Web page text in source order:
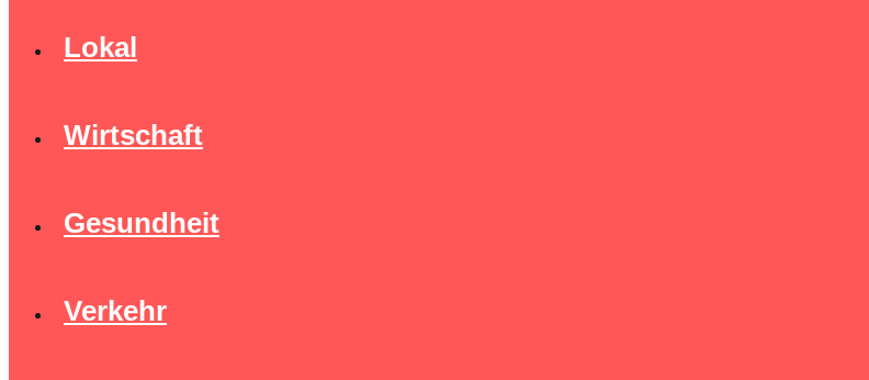
Lokal
Wirtschaft
Gesundheit
Verkehr